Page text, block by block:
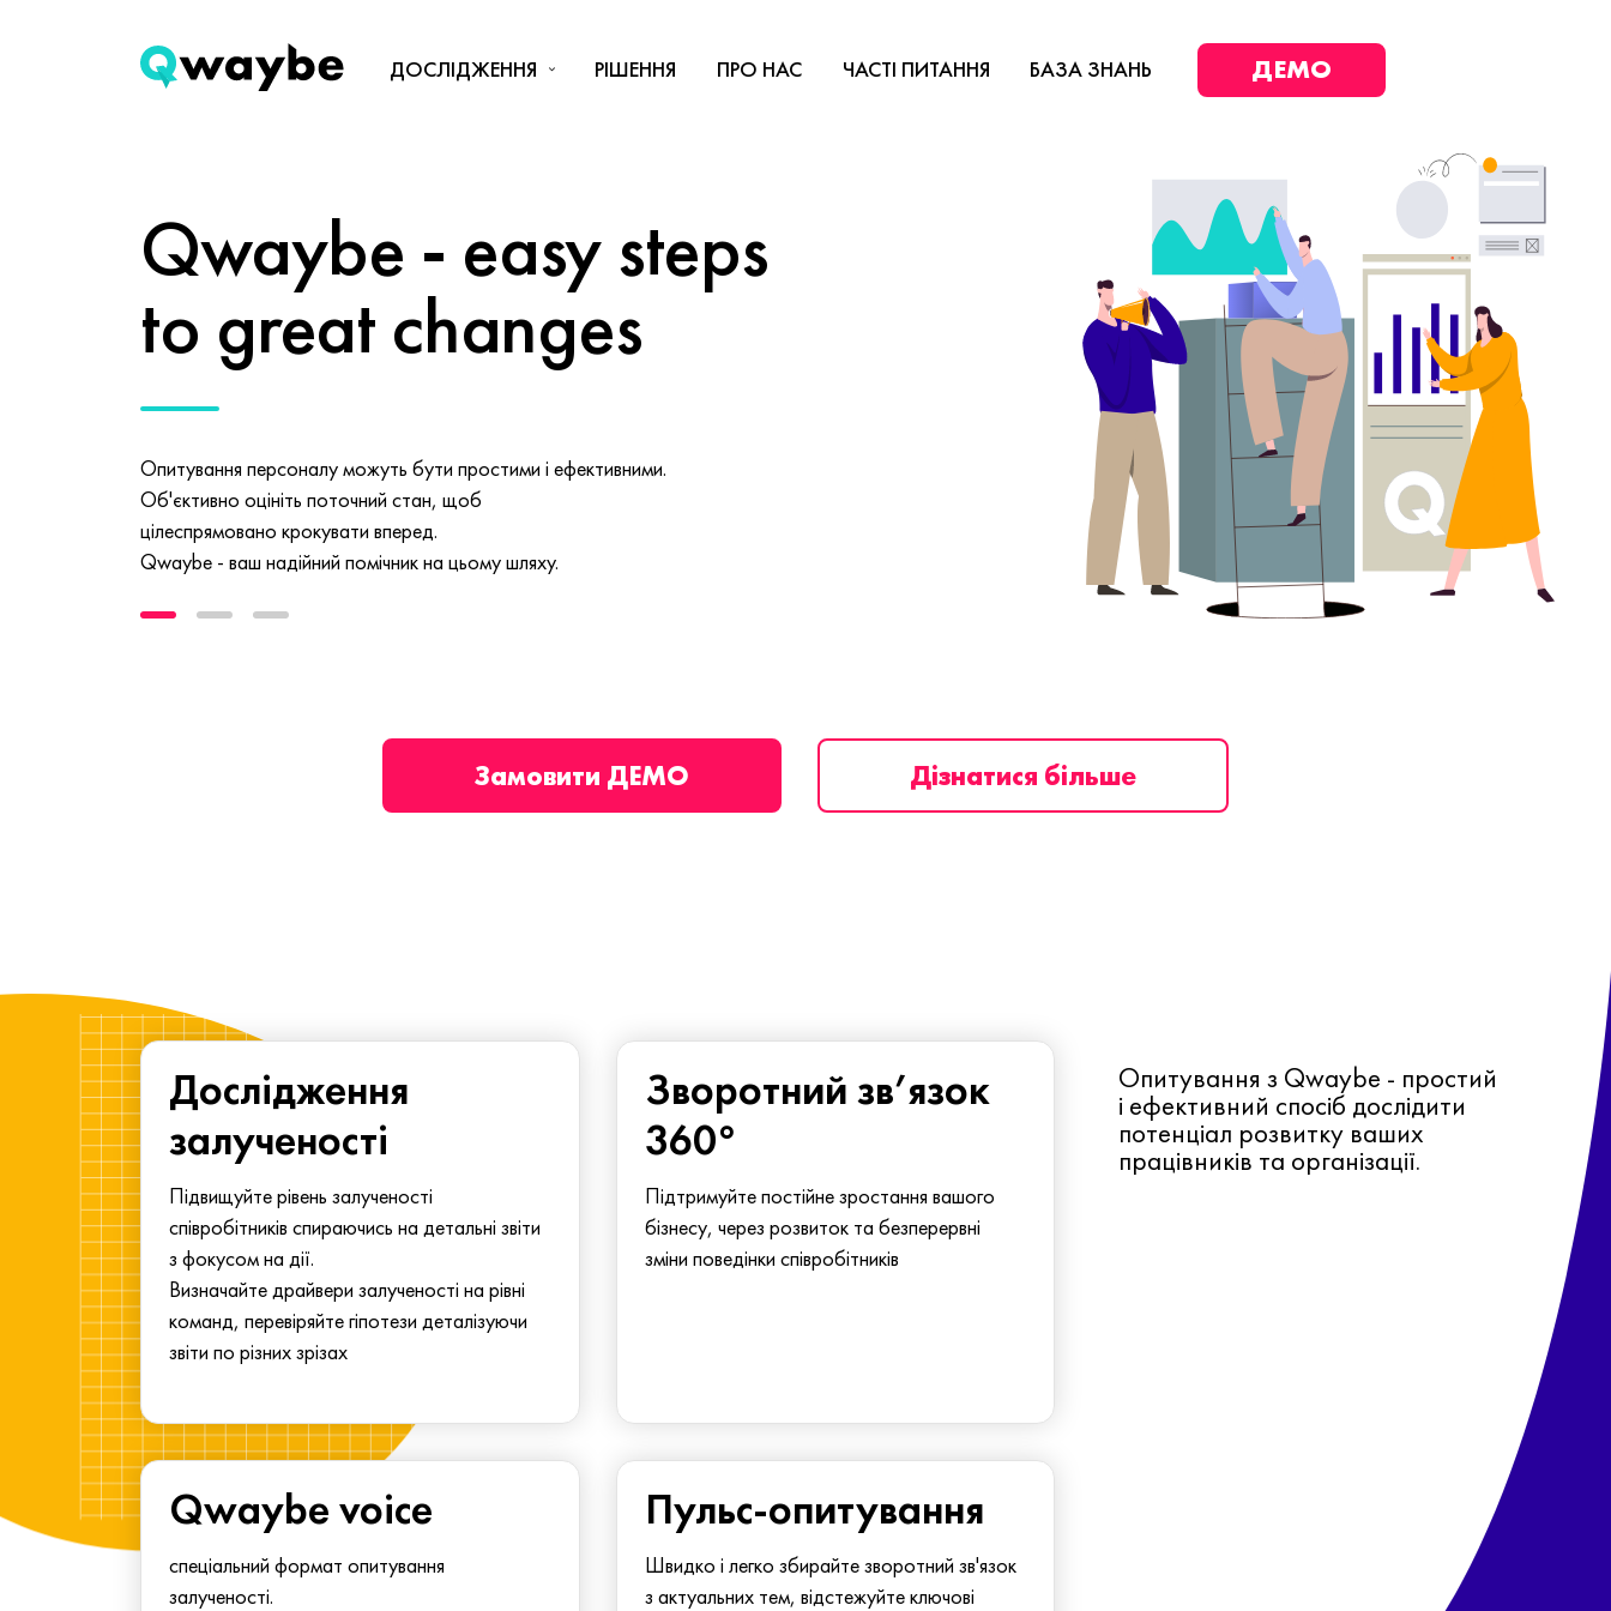
ДОСЛІДЖЕННЯ РІШЕННЯ ПРО НАС ЧАСТІ ПИТАННЯ БАЗА ЗНАНЬ ДЕМО
Qwaybe - easy steps
to great changes
Опитування персоналу можуть бути простими і ефективними.
Об'єктивно оцініть поточний стан, щоб
цілеспрямовано крокувати вперед.
Qwaybe - ваш надійний помічник на цьому шляху.
Замовити ДЕМО Дізнатися більше
Дослідження
залученості
Підвищуйте рівень залученості
співробітників спираючись на детальні звіти
з фокусом на дії.
Визначайте драйвери залученості на рівні
команд, перевіряйте гіпотези деталізуючи
звіти по різних зрізах
Зворотний зв’язок
360°
Підтримуйте постійне зростання вашого
бізнесу, через розвиток та безперервні
зміни поведінки співробітників
Опитування з Qwaybe - простий
і ефективний спосіб дослідити
потенціал розвитку ваших
працівників та організації.
Qwaybe voice
спеціальний формат опитування
залученості.
Пульс-опитування
Швидко і легко збирайте зворотний зв'язок
з актуальних тем, відстежуйте ключові